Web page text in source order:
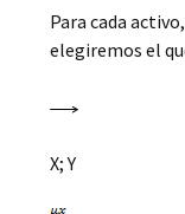
Para cada
elegiremos el
X; Y